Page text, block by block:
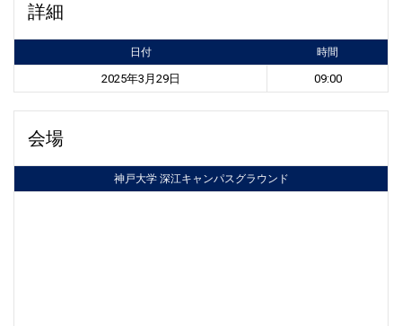
詳細
日付 時間
2025年3月29日 09:00
会場
神戸大学 深江キャンパスグラウンド